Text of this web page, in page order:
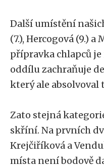
Další umístění
(7.), Hercogová (9.) a
přípravka chlapců je
oddílu zachraňuje
který ale absolvoval
Zato stejná
skříní. Na prvních
Krejčiříková a
místa není bodově